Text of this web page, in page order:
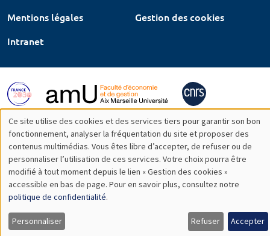
Mentions légales
Gestion des cookies
Intranet
Utilisation
des
données
personnelles
et
Ce site utilise des cookies et des services tiers pour garantir son bon
fonctionnement, analyser la fréquentation du site et proposer des
contenus multimédias. Vous êtes libre d’accepter, de refuser ou de
personnaliser l’utilisation de ces services. Votre choix pourra être
modifié à tout moment depuis le lien « Gestion des cookies »
accessible en bas de page. Pour en savoir plus, consultez notre
politique de confidentialité.
Personnaliser Refuser Accepter